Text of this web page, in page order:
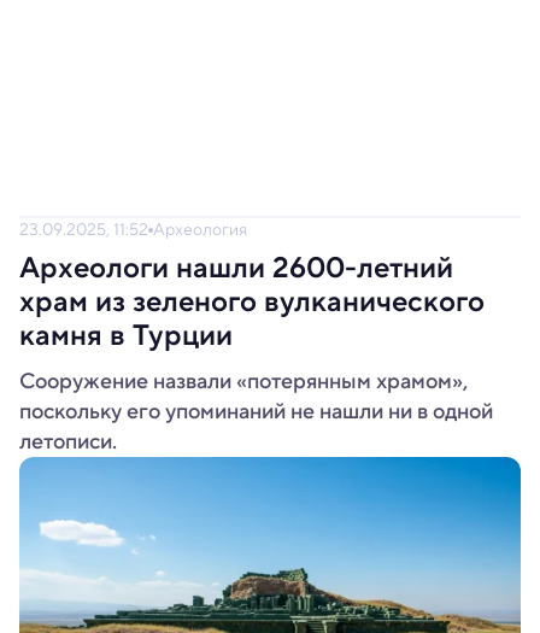
23.09.2025, 11:52 Археология
Археологи нашли 2600-летний
храм из зеленого вулканического
камня в Турции
Сооружение назвали «потерянным храмом»,
поскольку его упоминаний не нашли ни в одной
летописи.